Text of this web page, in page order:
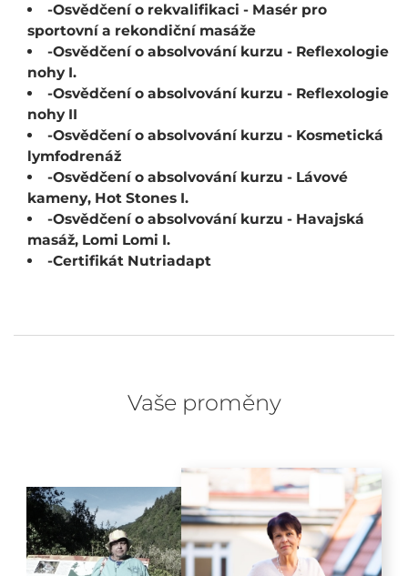
-Osvědčení o rekvalifikaci - Masér pro
sportovní a rekondiční masáže
-Osvědčení o absolvování kurzu - Reflexologie
nohy I.
-Osvědčení o absolvování kurzu - Reflexologie
nohy II
-Osvědčení o absolvování kurzu - Kosmetická
lymfodrenáž
-Osvědčení o absolvování kurzu - Lávové
kameny, Hot Stones I.
-Osvědčení o absolvování kurzu - Havajská
masáž, Lomi Lomi I.
-Certifikát Nutriadapt
Vaše proměny